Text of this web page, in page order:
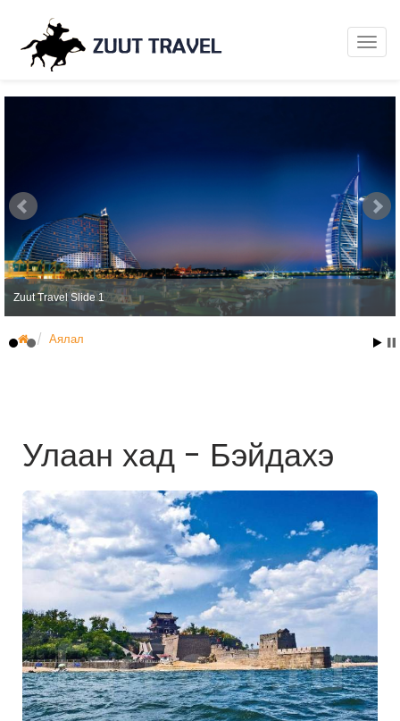
Zuut Travel Slide 1
Аялал
Улаан хад - Бэйдахэ